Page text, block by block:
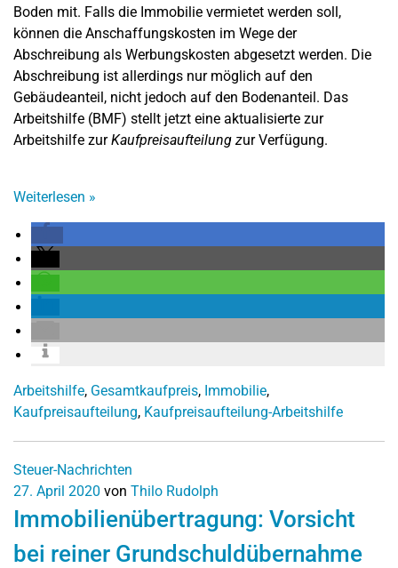
Boden mit. Falls die Immobilie vermietet werden soll,
können die Anschaffungskosten im Wege der
Abschreibung als Werbungskosten abgesetzt werden. Die
Abschreibung ist allerdings nur möglich auf den
Gebäudeanteil, nicht jedoch auf den Bodenanteil. Das
Arbeitshilfe (BMF) stellt jetzt eine aktualisierte zur
Arbeitshilfe zurKaufpreisaufteilung zur Verfügung.
Weiterlesen »
Arbeitshilfe, Gesamtkaufpreis, Immobilie,
Kaufpreisaufteilung, Kaufpreisaufteilung-Arbeitshilfe
Steuer-Nachrichten
27. April 2020 von Thilo Rudolph
Immobilienübertragung: Vorsicht
bei reiner Grundschuldübernahme